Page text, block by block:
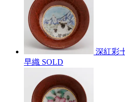
深紅彩
早織 SOLD